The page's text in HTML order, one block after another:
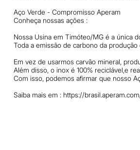
Aço Verde - Compromisso Aperam
Conheça nossas ações :
Nossa Usina em Timóteo/MG é a única
Toda a emissão de carbono da
Em vez de usarmos carvão mineral,
Além disso, o inox é 100% reciclável,e
Com isso, podemos afirmar que nosso
Saiba mais em : https://